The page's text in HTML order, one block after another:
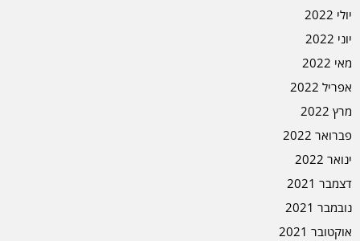
יולי 2022
יוני 2022
מאי 2022
אפריל 2022
מרץ 2022
פברואר 2022
ינואר 2022
דצמבר 2021
נובמבר 2021
אוקטובר 2021